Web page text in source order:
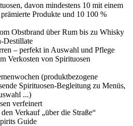
davon mindestens 10 mit einem
Produkte und 10 100 %
Obstbrand über Rum bis zu Whisky
Destillate
– perfekt in Auswahl und Pflege
Verkosten von Spirituosen
(produktbezogene
Spirituosen-Begleitung zu Menüs,
...)
verfeinert
Verkauf „über die Straße“
Guide